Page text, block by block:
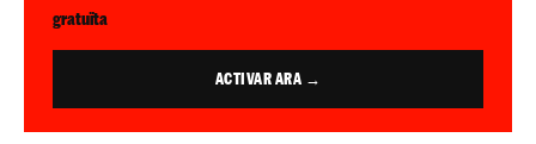
gratuïta
ACTIVAR ARA →